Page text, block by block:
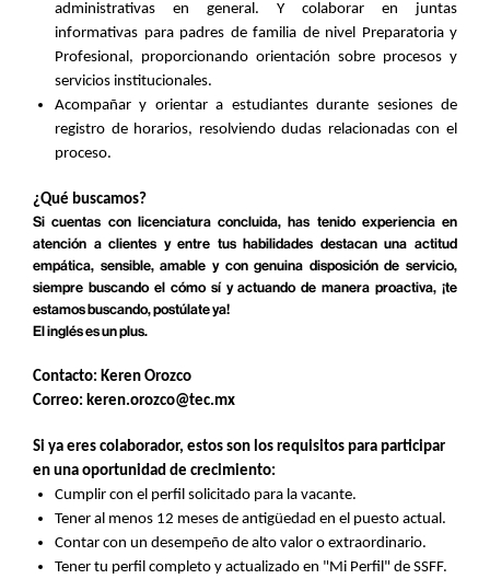
administrativas en general. Y colaborar en juntas
informativas para padres de familia de nivel Preparatoria y
Profesional, proporcionando orientación sobre procesos y
servicios institucionales.
Acompañar y orientar a estudiantes durante sesiones de
registro de horarios, resolviendo dudas relacionadas con el
proceso.
¿Qué buscamos?
Si cuentas con licenciatura concluida, has tenido experiencia en
atención a clientes y entre tus habilidades destacan una actitud
empática, sensible, amable y con genuina disposición de servicio,
siempre buscando el cómo sí y actuando de manera proactiva, ¡te
estamos buscando, postúlate ya!
El inglés es un plus.
Contacto: Keren Orozco
Correo: keren.orozco@tec.mx
Si ya eres colaborador, estos son los requisitos para participar
en una oportunidad de crecimiento:
Cumplir con el perfil solicitado para la vacante.
Tener al menos 12 meses de antigüedad en el puesto actual.
Contar con un desempeño de alto valor o extraordinario.
Tener tu perfil completo y actualizado en "Mi Perfil" de SSFF.